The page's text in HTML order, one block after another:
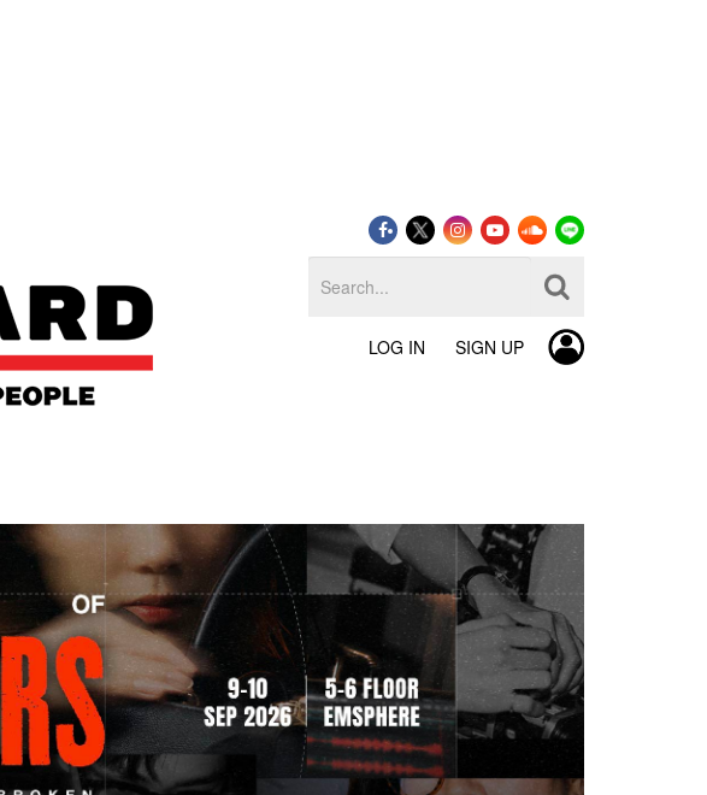
LOG IN SIGN UP